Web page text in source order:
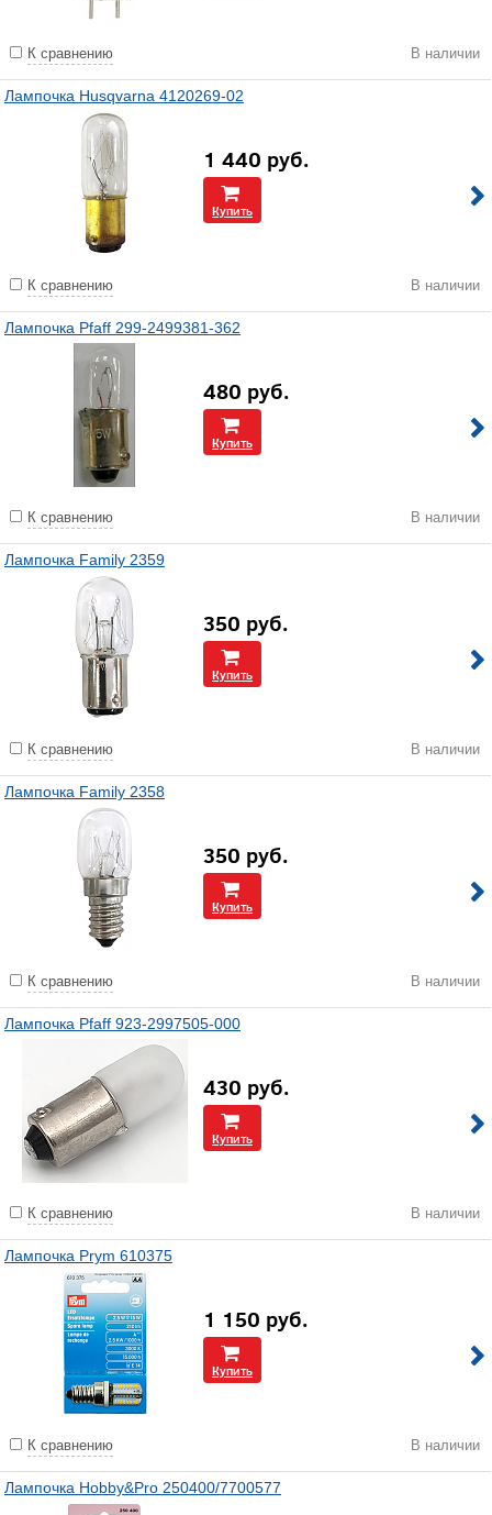
К сравнению В наличии
Лампочка Husqvarna 4120269-02
1 440 руб.
Купить
К сравнению В наличии
Лампочка Pfaff 299-2499381-362
480 руб.
Купить
К сравнению В наличии
Лампочка Family 2359
350 руб.
Купить
К сравнению В наличии
Лампочка Family 2358
350 руб.
Купить
К сравнению В наличии
Лампочка Pfaff 923-2997505-000
430 руб.
Купить
К сравнению В наличии
Лампочка Prym 610375
1 150 руб.
Купить
К сравнению В наличии
Лампочка Hobby&Pro 250400/7700577